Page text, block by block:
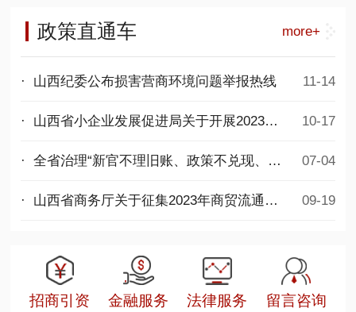
政策直通车 more+
· 山西纪委公布损害营商环境问题举报热线 11-14
· 山西省小企业发展促进局关于开展2023年度第二批专精特新中小企业项目申报工作的通知 10-17
· 全省治理“新官不理旧账、政策不兑现、拖欠民营企业账款”问题专项行动推进会议召开 07-04
· 山西省商务厅关于征集2023年商贸流通发展项目的通知 09-19
招商引资 金融服务 法律服务 留言咨询